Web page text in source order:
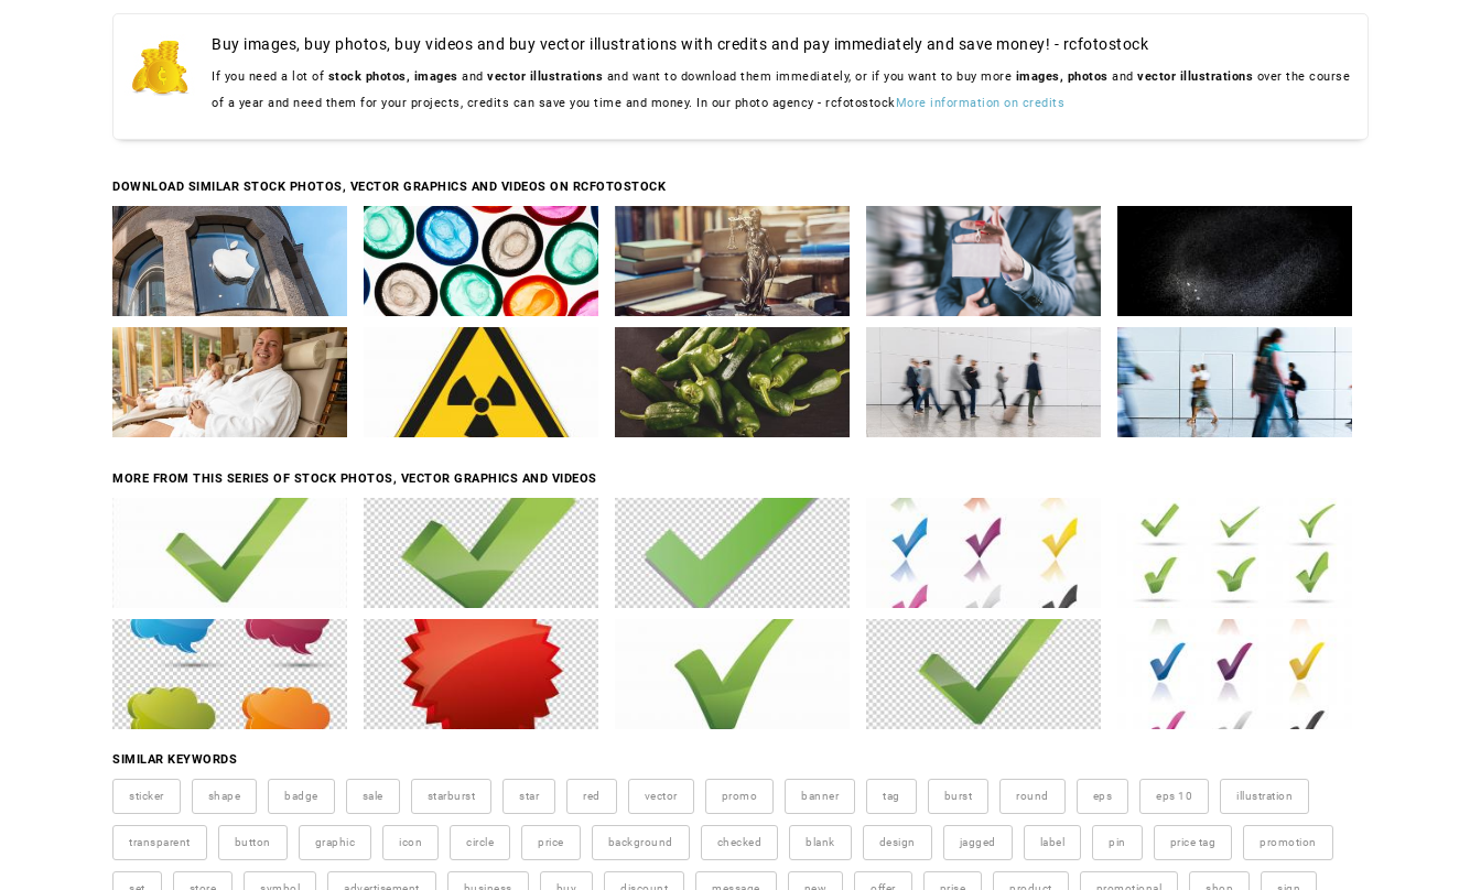
Buy images, buy photos, buy videos and buy vector illustrations with credits and pay immediately and save money! - rcfotostock
If you need a lot of stock photos, images and vector illustrations and want to download them immediately, or if you want to buy more images, photos and vector illustrations over the course
of a year and need them for your projects, credits can save you time and money. In our photo agency - rcfotostockMore information on credits
DOWNLOAD SIMILAR STOCK PHOTOS, VECTOR GRAPHICS AND VIDEOS ON RCFOTOSTOCK
MORE FROM THIS SERIES OF STOCK PHOTOS, VECTOR GRAPHICS AND VIDEOS
SIMILAR KEYWORDS
sticker shape badge sale starburst star red vector promo banner tag burst round eps eps 10 illustration
transparent button graphic icon circle price background checked blank design jagged label pin price tag promotion